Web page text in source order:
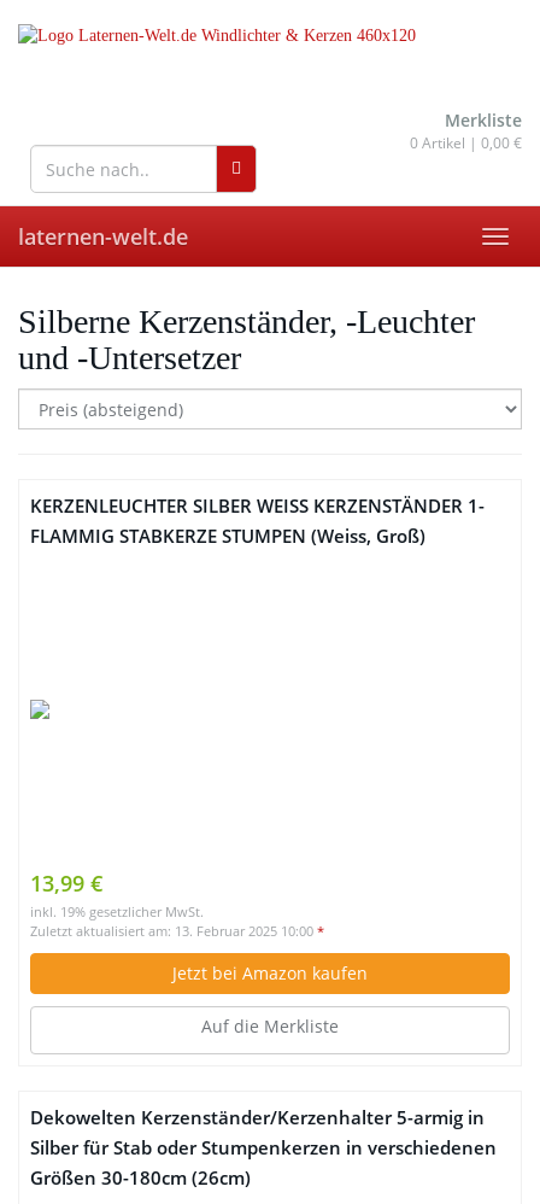
Merkliste
0Artikel | 0,00 €
laternen-welt.de
Silberne Kerzenständer, -Leuchter
und -Untersetzer
KERZENLEUCHTER SILBER WEISS KERZENSTÄNDER 1-
FLAMMIG STABKERZE STUMPEN (Weiss, Groß)
13,99 €
inkl. 19% gesetzlicher MwSt.
Zuletzt aktualisiert am: 13. Februar 2025 10:00 *
Jetzt bei Amazon kaufen
Auf die Merkliste
Dekowelten Kerzenständer/Kerzenhalter 5-armig in
Silber für Stab oder Stumpenkerzen in verschiedenen
Größen 30-180cm (26cm)